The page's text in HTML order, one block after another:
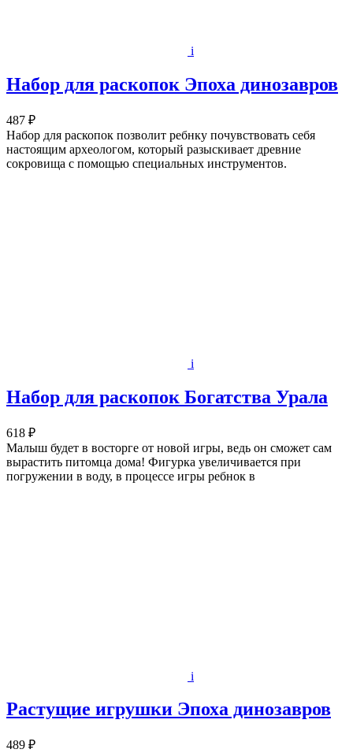
i
Набор для раскопок Эпоха динозавров
487 ₽
Набор для раскопок позволит ребнку почувствовать себя
настоящим археологом, который разыскивает древние
сокровища с помощью специальных инструментов.
i
Набор для раскопок Богатства Урала
618 ₽
Малыш будет в восторге от новой игры, ведь он сможет сам
вырастить питомца дома! Фигурка увеличивается при
погружении в воду, в процессе игры ребнок в
i
Растущие игрушки Эпоха динозавров
489 ₽